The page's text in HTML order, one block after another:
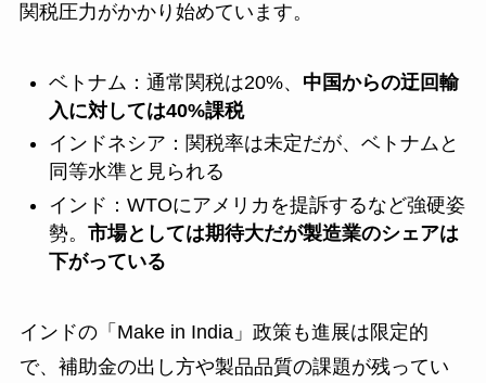
関税圧力がかかり始めています。
ベトナム：通常関税は20%、 中国からの迂回輸
入に対しては40%課税
インドネシア：関税率は未定だが、ベトナムと
同等水準と見られる
インド：WTOにアメリカを提訴するなど強硬姿
勢。 市場としては期待大だが製造業のシェアは
下がっている
インドの「Make in India」政策も進展は限定的
で、補助金の出し方や製品品質の課題が残ってい